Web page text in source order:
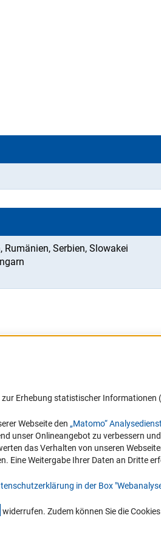
Serbien, Slowakei
in Ihr Mailpostfach oder
die Ausgaben online an.
Zum Newsletter
Erhebung statistischer Informationen
Webseite den „Matomo“ Analysedienst
unser Onlineangebot zu verbessern
das Verhalten von unseren
Eine Weitergabe Ihrer Daten an Dritte
in der Box
(interner Link)
widerrufen. Zudem können Sie die